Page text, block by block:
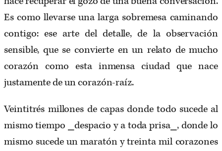
Es como llevarse una larga sobremesa caminando
contigo: ese arte del detalle, de la observación
sensible, que se convierte en un relato de mucho
corazón como esta inmensa ciudad que nace
justamente de un corazón-raíz.
Veintitrés millones de capas donde todo sucede al
mismo tiempo ⎯despacio y a toda prisa⎯, donde lo
mismo sucede un maratón y treinta mil corazones